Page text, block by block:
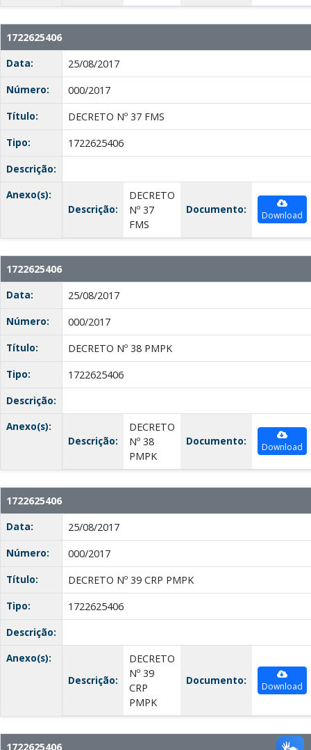
1722625406
Data:
25/08/2017
Número:
000/2017
Título:
DECRETO Nº 37 FMS
Tipo:
1722625406
Descrição:
Anexo(s):
Descrição:
DECRETO
Nº 37
FMS
Documento: Download
1722625406
Data:
25/08/2017
Número:
000/2017
Título:
DECRETO Nº 38 PMPK
Tipo:
1722625406
Descrição:
Anexo(s):
Descrição:
DECRETO
Nº 38
PMPK
Documento: Download
1722625406
Data:
25/08/2017
Número:
000/2017
Título:
DECRETO Nº 39 CRP PMPK
Tipo:
1722625406
Descrição:
Anexo(s):
Descrição:
DECRETO
Nº 39
CRP
PMPK
Documento: Download
1722625406